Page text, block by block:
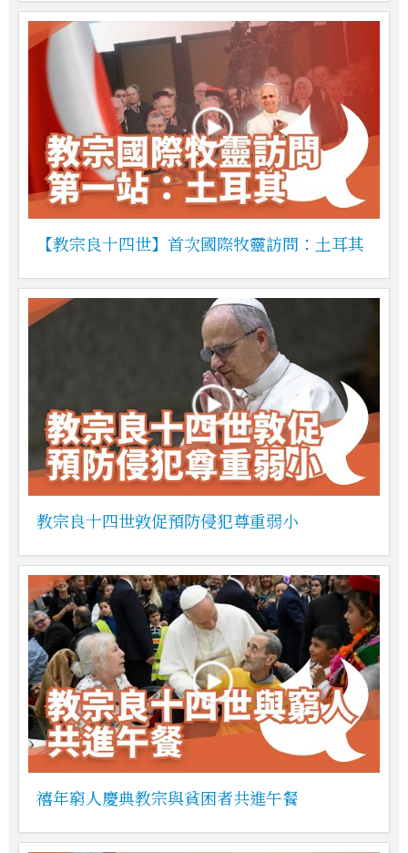
【教宗良十四世】首次國際牧靈訪問：土耳其
教宗良十四世敦促預防侵犯尊重弱小
禧年窮人慶典教宗與貧困者共進午餐